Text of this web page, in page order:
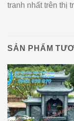
tranh nhất trên thị
SẢN PHẨM